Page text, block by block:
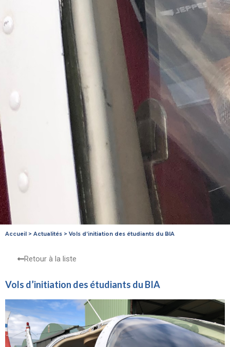
Accueil > Actualités > Vols d’initiation des étudiants du BIA
Retour à la liste
Vols d’initiation des étudiants du BIA